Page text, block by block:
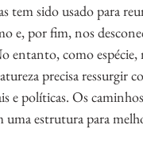
tem sido usado para
e, por fim, nos
entanto, como espécie,
precisa ressurgir
e políticas. Os
estrutura para